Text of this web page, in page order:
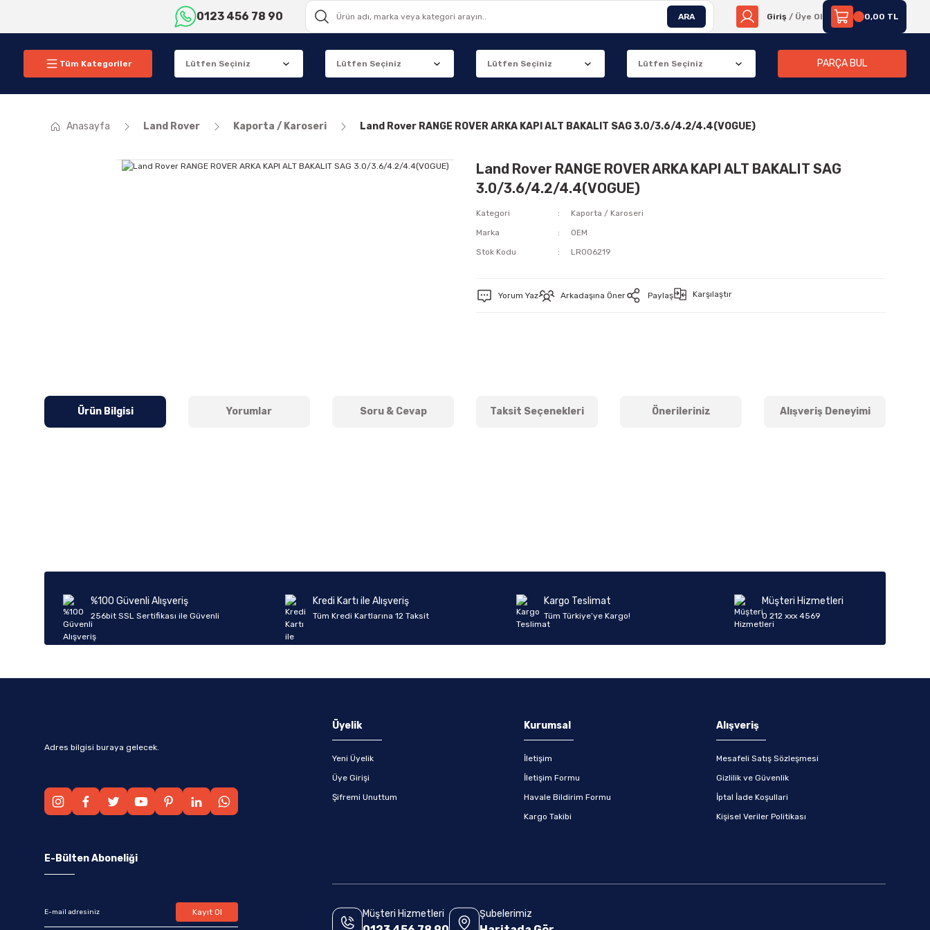
0123 456 78 90 ARA Giriş / Üye Ol 0,00 TL
Tüm Kategoriler PARÇA BUL
Anasayfa Land Rover Kaporta / Karoseri Land Rover RANGE ROVER ARKA KAPI ALT BAKALIT SAG 3.0/3.6/4.2/4.4(VOGUE)
Land Rover RANGE ROVER ARKA KAPI ALT BAKALIT SAG
3.0/3.6/4.2/4.4(VOGUE)
Kategori
Kaporta / Karoseri
Marka
OEM
Stok Kodu
LR006219
Yorum Yaz Arkadaşına Öner Paylaş Karşılaştır
Ürün Bilgisi Yorumlar Soru & Cevap Taksit Seçenekleri Önerileriniz Alışveriş Deneyimi
Ürün fiyatı diğer sitelerden daha pahalı.
Bu ürüne benzer farklı alternatifler olmalı.
%100 Güvenli Alışveriş
256bit SSL Sertifikası ile Güvenli
Kredi Kartı ile Alışveriş
Tüm Kredi Kartlarına 12 Taksit
Kargo Teslimat
Tüm Türkiye’ye Kargo!
Müşteri Hizmetleri
0 212 xxx 4569
Adres bilgisi buraya gelecek.
Üyelik
Yeni Üyelik
Üye Girişi
Şifremi Unuttum
Kurumsal
İletişim
İletişim Formu
Havale Bildirim Formu
Kargo Takibi
Alışveriş
Mesafeli Satış Sözleşmesi
Gizlilik ve Güvenlik
İptal İade Koşullari
Kişisel Veriler Politikası
E-Bülten Aboneliği
Kayıt Ol Müşteri Hizmetleri Şubelerimiz